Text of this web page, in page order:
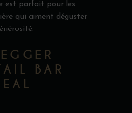
est parfait pour les
qui aiment déguster
BAR